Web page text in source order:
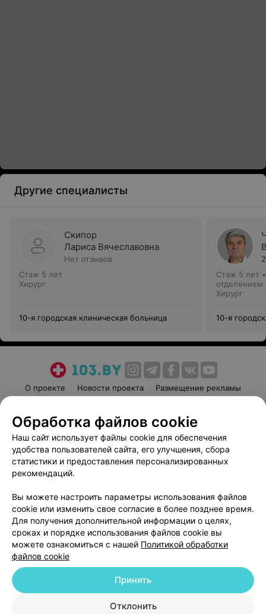
Другие специалисты
Скипор
Лариса Вячеславовна
Нет отзывов
Стаж 5 лет
Хирург
10-я городская клиническая больница
Стаж 5 лет
отделением
Хирург
10-я
О проекте Новости проекта
Размещение рекламы
Пользовательское соглашение
Способы оплаты
Вакансии
Партнеры
Написать руководителю 103.by
Обработка персональных данных
© 2026 ООО «Артокс Лаб», УНП 191700409
| 220012, Республика Беларусь,
Обработка файлов cookie
Наш сайт использует файлы cookie для обеспечения
удобства пользователей сайта, его улучшения, сбора
статистики и предоставления персонализированных
рекомендаций.
Вы можете настроить параметры использования файлов
cookie или изменить свое согласие в более позднее время.
Для получения дополнительной информации о целях,
сроках и порядке использования файлов cookie вы
можете ознакомиться с нашей Политикой обработки
файлов cookie
Отклонить
Принять